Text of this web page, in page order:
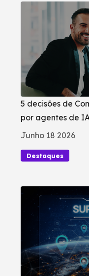
5 decisões de
por agentes de
Junho 18 2026
Destaques